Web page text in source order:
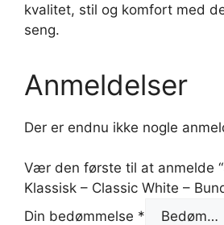
kvalitet, stil og komfort med
seng.
Anmeldelser
Der er endnu ikke nogle
Vær den første til at anmelde
Klassisk – Classic White –
Din bedømmelse *